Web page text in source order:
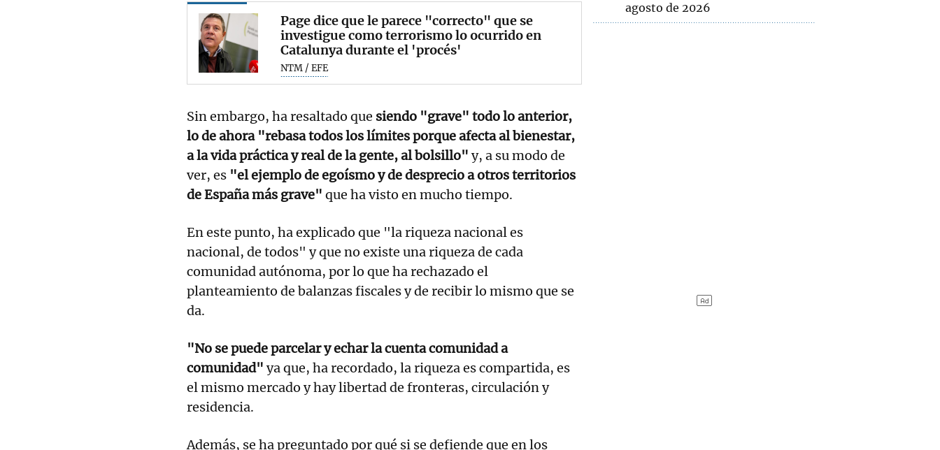
Page dice que le parece "correcto" que se
investigue como terrorismo lo ocurrido en
Catalunya durante el 'procés'
NTM / EFE
Sin embargo, ha resaltado que siendo "grave" todo lo anterior,
lo de ahora "rebasa todos los límites porque afecta al bienestar,
a la vida práctica y real de la gente, al bolsillo" y, a su modo de
ver, es "el ejemplo de egoísmo y de desprecio a otros territorios
de España más grave" que ha visto en mucho tiempo.
En este punto, ha explicado que "la riqueza nacional es
nacional, de todos" y que no existe una riqueza de cada
comunidad autónoma, por lo que ha rechazado el
planteamiento de balanzas fiscales y de recibir lo mismo que se
da.
"No se puede parcelar y echar la cuenta comunidad a
comunidad" ya que, ha recordado, la riqueza es compartida, es
el mismo mercado y hay libertad de fronteras, circulación y
residencia.
Además, se ha preguntado por qué si se defiende que en los
agosto de 2026